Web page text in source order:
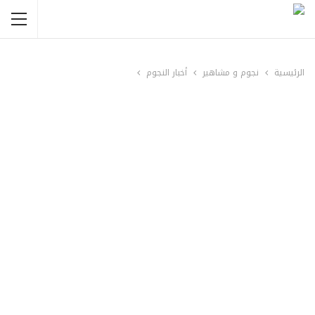
الرئيسية نجوم و مشاهير أخبار النجوم